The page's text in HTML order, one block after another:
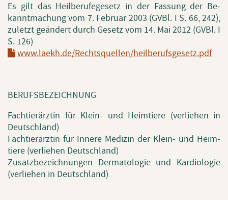
Es gilt das Heil­be­ru­fe­ge­setz in der Fas­sung der Be­
kannt­ma­chung vom 7. Fe­bru­ar 2003 (GVBl. I S. 66, 242),
zu­letzt ge­än­dert durch Ge­setz vom 14. Mai 2012 (GVBl. I
S. 126)
www.​laekh.​de/​Rechtsquellen/​heilberufsgesetz.​pdf
BE­RUFS­BE­ZEICH­NUNG
Fach­tier­ärz­tin für Klein- und Heim­tie­re (ver­lie­hen in
Deutsch­land)
Fach­tier­ärz­tin für In­ne­re Me­di­zin der Klein- und Heim­
tie­re (ver­lie­hen Deutsch­land)
Zu­satz­be­zeich­nun­gen Der­ma­to­lo­gie und Kar­dio­lo­gie
(ver­lie­hen in Deutsch­land)